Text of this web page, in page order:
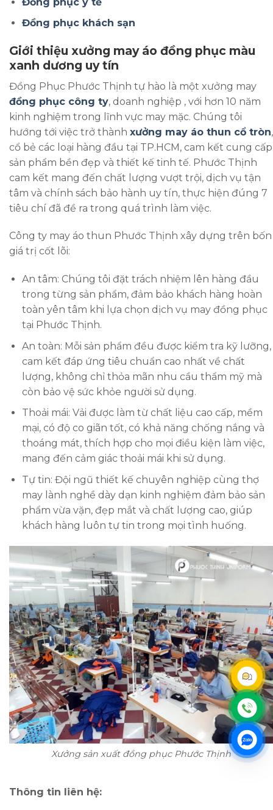
Đồng phục khách sạn
Giới thiệu xưởng may áo đồng phục màu
xanh dương uy tín
Đồng Phục Phước Thịnh tự hào là một xưởng may
đồng phục công ty, doanh nghiệp , với hơn 10 năm
kinh nghiệm trong lĩnh vực may mặc. Chúng tôi
hướng tới việc trở thành xưởng may áo thun cổ tròn,
cổ bẻ các loại hàng đầu tại TP.HCM, cam kết cung cấp
sản phẩm bền đẹp và thiết kế tinh tế. Phước Thịnh
cam kết mang đến chất lượng vượt trội, dịch vụ tận
tâm và chính sách bảo hành uy tín, thực hiện đúng 7
tiêu chí đã đề ra trong quá trình làm việc.
Công ty may áo thun Phước Thịnh xây dựng trên bốn
giá trị cốt lõi:
An tâm: Chúng tôi đặt trách nhiệm lên hàng đầu
trong từng sản phẩm, đảm bảo khách hàng hoàn
toàn yên tâm khi lựa chọn dịch vụ may đồng phục
tại Phước Thịnh.
An toàn: Mỗi sản phẩm đều được kiểm tra kỹ lưỡng,
cam kết đáp ứng tiêu chuẩn cao nhất về chất
lượng, không chỉ thỏa mãn nhu cầu thẩm mỹ mà
còn bảo vệ sức khỏe người sử dụng.
Thoải mái: Vải được làm từ chất liệu cao cấp, mềm
mại, có độ co giãn tốt, có khả năng chống nắng và
thoáng mát, thích hợp cho mọi điều kiện làm việc,
mang đến cảm giác thoải mái khi sử dụng.
Tự tin: Đội ngũ thiết kế chuyên nghiệp cùng thợ
may lành nghề dày dạn kinh nghiệm đảm bảo sản
phẩm vừa vặn, đẹp mắt và chất lượng cao, giúp
khách hàng luôn tự tin trong mọi tình huống.
Xưởng sản xuất đồng phục Phước Thịnh
Thông tin liên hệ: